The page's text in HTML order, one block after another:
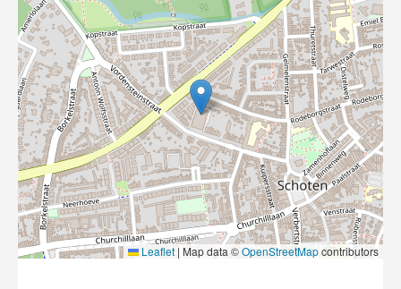
Leaflet | Map data ©OpenStreetMapcontributors